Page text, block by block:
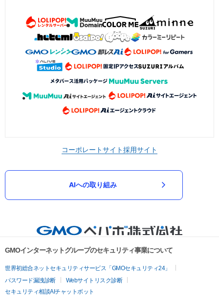
コーポレートサイト採用サイト
AIへの取り組み
GMOインターネットグループのセキュリティ事業について
世界初総合ネットセキュリティサービス「GMOセキュリティ24」
パスワード漏洩診断
Webサイトリスク診断
セキュリティ相談AIチャットボット